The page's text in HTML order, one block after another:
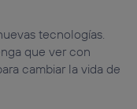
tecnologías.
que ver con
cambiar la vida de